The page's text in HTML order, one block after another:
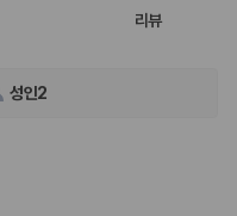
리뷰
성인2